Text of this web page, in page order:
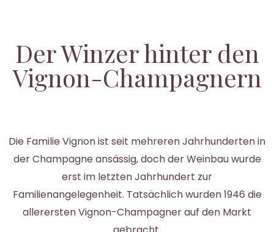
Der Winzer hinter den
Vignon-Champagnern
Die Familie Vignon ist seit mehreren Jahrhunderten in
der Champagne ansässig, doch der Weinbau wurde
erst im letzten Jahrhundert zur
Familienangelegenheit. Tatsächlich wurden 1946 die
allerersten Vignon-Champagner auf den Markt